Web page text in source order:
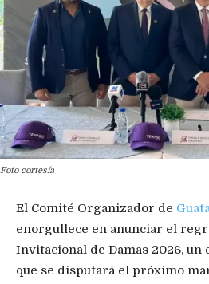
Foto cortesía
El Comité Organizador de
enorgullece en anunciar el
Invitacional de Damas 2026,
que se disputará el próximo